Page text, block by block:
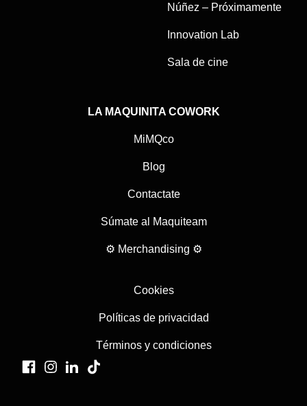
Núñez – Próximamente
Innovation Lab
Sala de cine
LA MAQUINITA COWORK
MiMQco
Blog
Contactate
Súmate al Maquiteam
⚙ Merchandising ⚙
Cookies
Políticas de privacidad
Términos y condiciones